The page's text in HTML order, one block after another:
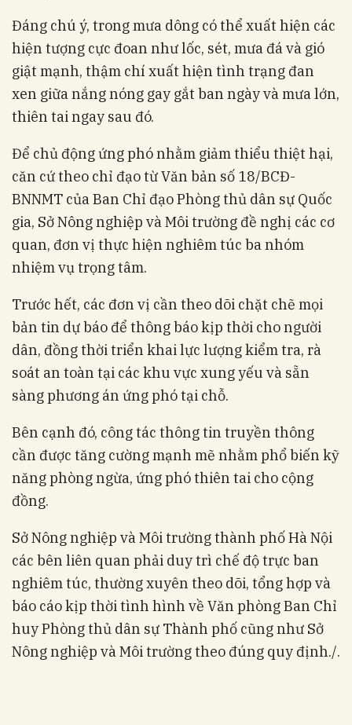
Đáng chú ý, trong mưa dông có thể xuất hiện các
hiện tượng cực đoan như lốc, sét, mưa đá và gió
giật mạnh, thậm chí xuất hiện tình trạng đan
xen giữa nắng nóng gay gắt ban ngày và mưa lớn,
thiên tai ngay sau đó.
Để chủ động ứng phó nhằm giảm thiểu thiệt hại,
căn cứ theo chỉ đạo từ Văn bản số 18/BCĐ-
BNNMT của Ban Chỉ đạo Phòng thủ dân sự Quốc
gia, Sở Nông nghiệp và Môi trường đề nghị các cơ
quan, đơn vị thực hiện nghiêm túc ba nhóm
nhiệm vụ trọng tâm.
Trước hết, các đơn vị cần theo dõi chặt chẽ mọi
bản tin dự báo để thông báo kịp thời cho người
dân, đồng thời triển khai lực lượng kiểm tra, rà
soát an toàn tại các khu vực xung yếu và sẵn
sàng phương án ứng phó tại chỗ.
Bên cạnh đó, công tác thông tin truyền thông
cần được tăng cường mạnh mẽ nhằm phổ biến kỹ
năng phòng ngừa, ứng phó thiên tai cho cộng
đồng.
Sở Nông nghiệp và Môi trường thành phố Hà Nội
các bên liên quan phải duy trì chế độ trực ban
nghiêm túc, thường xuyên theo dõi, tổng hợp và
báo cáo kịp thời tình hình về Văn phòng Ban Chỉ
huy Phòng thủ dân sự Thành phố cũng như Sở
Nông nghiệp và Môi trường theo đúng quy định./.